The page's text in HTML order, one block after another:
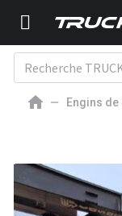
Engins